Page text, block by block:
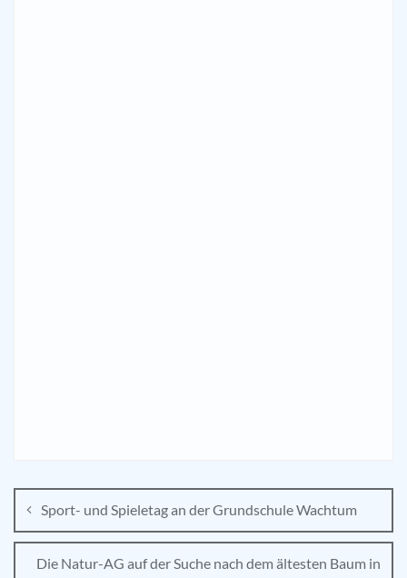
Sport- und Spieletag an der Grundschule Wachtum
Die Natur-AG auf der Suche nach dem ältesten Baum in